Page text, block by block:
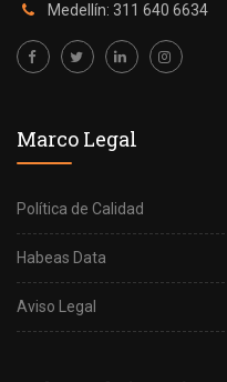
Medellín: 311 640 6634
Marco Legal
Política de Calidad
Habeas Data
Aviso Legal